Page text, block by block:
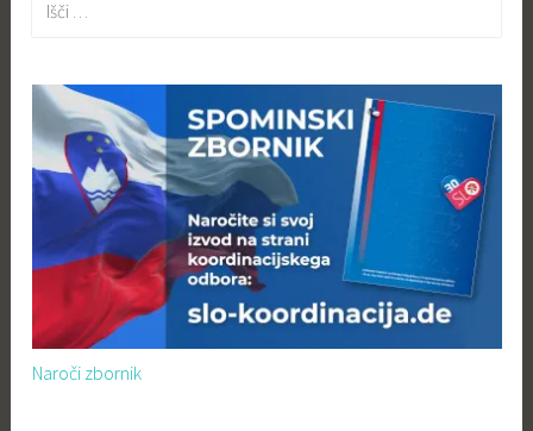
Naroči zbornik